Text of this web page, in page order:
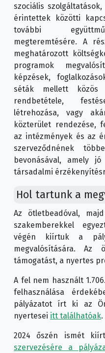
szociális
érintettek közötti
további
megteremtésére. A
meghatározott
programok
képzések,
séták mellett közös
rendbetétele,
létrehozása, vagy
közterület rendezése,
az intézmények és az
szerveződnének
bevonásával, amely
társadalmi
Hol tartunk a
Az ötletbeadóval,
szakemberekkel
végén kiírtuk a
megvalósítására. Az
támogatást, a nyertes
A fel nem használt
felhasználása
pályázatot írt ki az
nyertesei itt találhatóak.
2024 őszén ismét
szervezésére a